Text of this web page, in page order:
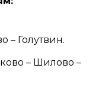
– Голутвин.
– Шилово –